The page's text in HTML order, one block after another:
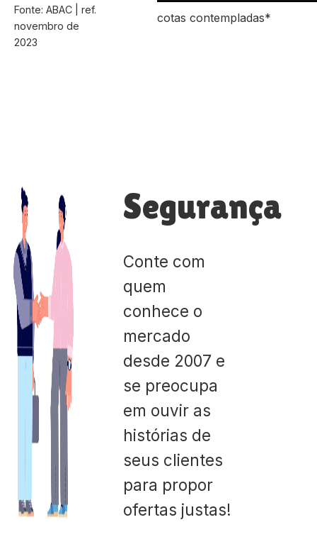
Fonte: ABAC | ref.
novembro de
2023
cotas contempladas*
Segurança
Conte com
quem
conhece o
mercado
desde 2007 e
se preocupa
em ouvir as
histórias de
seus clientes
para propor
ofertas justas!